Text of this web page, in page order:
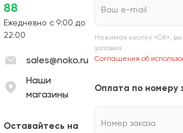
88
Ежедневно с 9:00 до
22:00
sales@noko.ru
Наши
магазины
Оставайтесь на
Ваш e-mail
Нажимая кнопку «ОК»,
условия
Соглашения об
Оплата по номеру
Номер заказа